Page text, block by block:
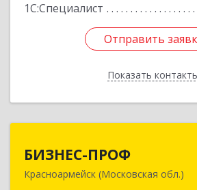
1С:Специалист
Отправить
Показать
Отправить
Назад
БИЗНЕС-ПРОФ
Красноармейск (Московская обл.)
141290, Московская обл,